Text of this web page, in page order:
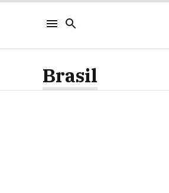
Brasil